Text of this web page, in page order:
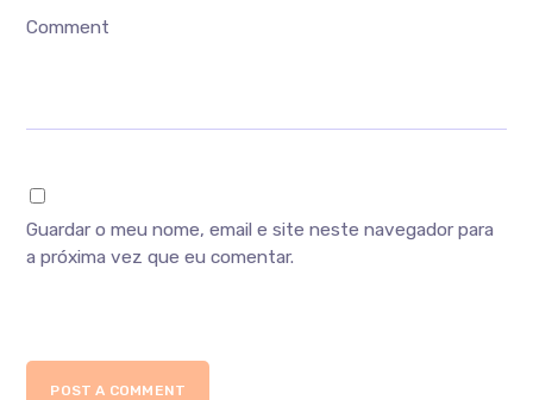
Comment
Guardar o meu nome, email e site neste navegador para
a próxima vez que eu comentar.
POST A COMMENT